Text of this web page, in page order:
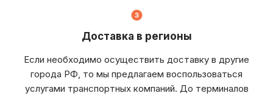
Доставка в регионы
Если необходимо осуществить доставку в другие
города РФ, то мы предлагаем воспользоваться
услугами транспортных компаний. До терминалов